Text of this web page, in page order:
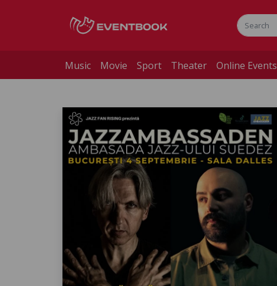
Music Movie Sport Theater Online Events